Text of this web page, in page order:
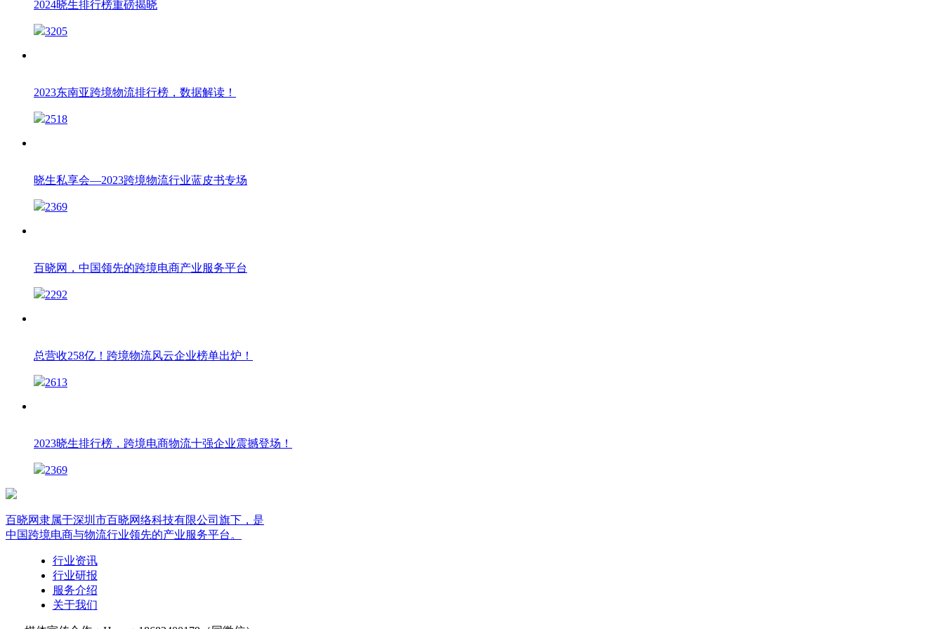
2024晓生排行榜重磅揭晓
3205
2023东南亚跨境物流排行榜，数据解读！
2518
晓生私享会—2023跨境物流行业蓝皮书专场
2369
百晓网，中国领先的跨境电商产业服务平台
2292
总营收258亿！跨境物流风云企业榜单出炉！
2613
2023晓生排行榜，跨境电商物流十强企业震撼登场！
2369
百晓网隶属于深圳市百晓网络科技有限公司旗下，是
中国跨境电商与物流行业领先的产业服务平台。
行业资讯
行业研报
服务介绍
关于我们